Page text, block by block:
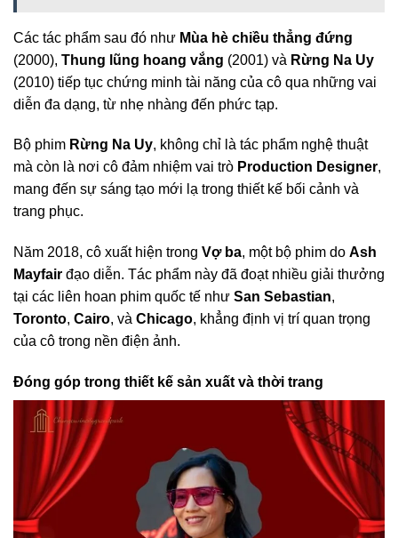
Các tác phẩm sau đó như Mùa hè chiều thẳng đứng
(2000), Thung lũng hoang vắng (2001) và Rừng Na Uy
(2010) tiếp tục chứng minh tài năng của cô qua những vai
diễn đa dạng, từ nhẹ nhàng đến phức tạp.
Bộ phim Rừng Na Uy, không chỉ là tác phẩm nghệ thuật
mà còn là nơi cô đảm nhiệm vai trò Production Designer,
mang đến sự sáng tạo mới lạ trong thiết kế bối cảnh và
trang phục.
Năm 2018, cô xuất hiện trong Vợ ba, một bộ phim do Ash
Mayfair đạo diễn. Tác phẩm này đã đoạt nhiều giải thưởng
tại các liên hoan phim quốc tế như San Sebastian,
Toronto, Cairo, và Chicago, khẳng định vị trí quan trọng
của cô trong nền điện ảnh.
Đóng góp trong thiết kế sản xuất và thời trang